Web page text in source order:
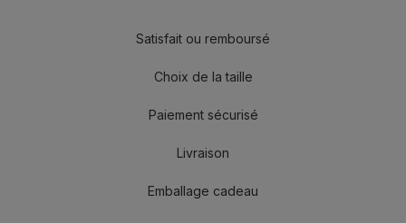
Satisfait ou remboursé
Choix de la taille
Paiement sécurisé
Livraison
Emballage cadeau